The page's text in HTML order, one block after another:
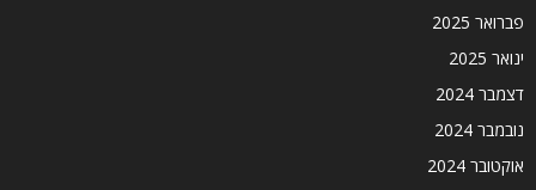
פברואר 2025
ינואר 2025
דצמבר 2024
נובמבר 2024
אוקטובר 2024